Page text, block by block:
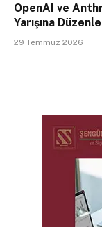
OpenAI ve
Yarışına
29 Temmuz 2026